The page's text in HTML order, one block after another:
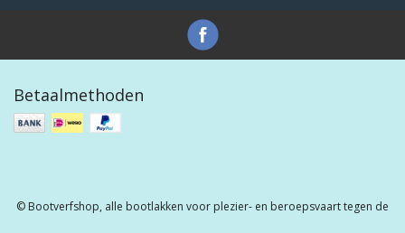
Betaalmethoden
© Bootverfshop, alle bootlakken voor plezier- en beroepsvaart tegen de